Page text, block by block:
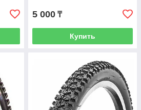
5 000 ₸
Купить